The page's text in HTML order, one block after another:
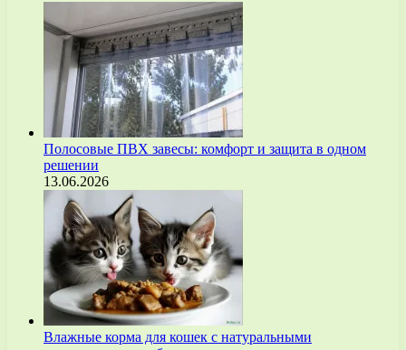
Полосовые ПВХ завесы: комфорт и защита в одном
решении
13.06.2026
Влажные корма для кошек с натуральными